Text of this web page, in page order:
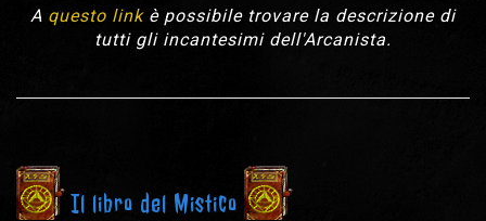
A questo linkè possibile trovare la descrizione di
tutti gli incantesimi dell'Arcanista.
Il libro del Mistico